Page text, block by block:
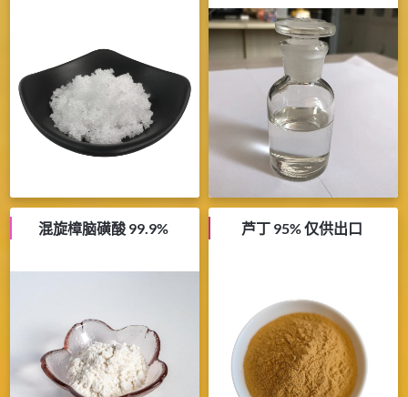
混旋樟脑磺酸 99.9% 芦丁 95% 仅供出口